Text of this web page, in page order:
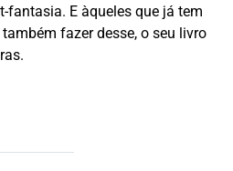
fantasia. E àqueles que já tem
fazer desse, o seu livro